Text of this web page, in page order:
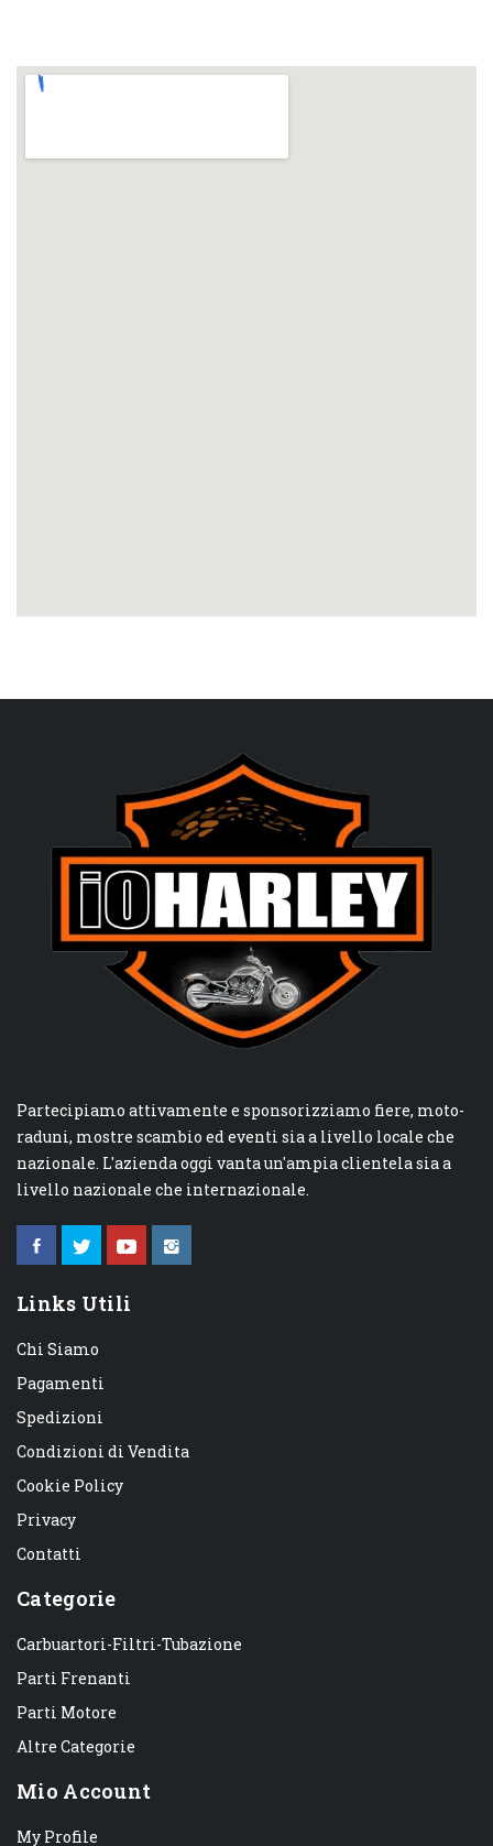
Partecipiamo attivamente e sponsorizziamo fiere, moto-
raduni, mostre scambio ed eventi sia a livello locale che
nazionale. L'azienda oggi vanta un'ampia clientela sia a
livello nazionale che internazionale.
Links Utili
Chi Siamo
Pagamenti
Spedizioni
Condizioni di Vendita
Cookie Policy
Privacy
Contatti
Categorie
Carbuartori-Filtri-Tubazione
Parti Frenanti
Parti Motore
Altre Categorie
Mio Account
My Profile